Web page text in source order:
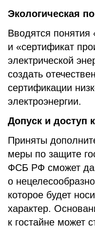
Экологическая
Вводятся понятия
и «сертификат
электрической
создать
сертификации
электроэнергии.
Допуск и доступ
Приняты
меры по защите
ФСБ РФ сможет
о
которое будет
характер.
к гостайне может